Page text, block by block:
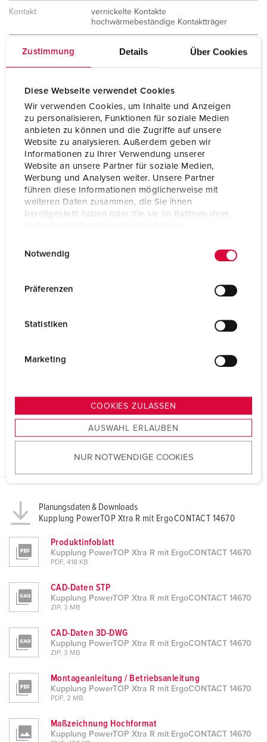
Zustimmung Details Über Cookies
Diese Webseite verwendet Cookies
Wir verwenden Cookies, um Inhalte und Anzeigen
zu personalisieren, Funktionen für soziale Medien
anbieten zu können und die Zugriffe auf unsere
Website zu analysieren. Außerdem geben wir
Informationen zu Ihrer Verwendung unserer
Website an unsere Partner für soziale Medien,
Werbung und Analysen weiter. Unsere Partner
führen diese Informationen möglicherweise mit
weiteren Daten zusammen, die Sie ihnen
bereitgestellt haben oder die sie im Rahmen Ihrer
s
u
w
h
l
Notwendig
Präferenzen
Statistiken
Marketing
COOKIES ZULASSEN
AUSWAHL ERLAUBEN
NUR NOTWENDIGE COOKIES
Kontakt
vernickelte Kontakte
hochwärmebeständige Kontaktträger
Schutzart IP67 / IP69
Prüfzeichen VDE
Planungsdaten & Downloads
Kupplung PowerTOP Xtra R mit ErgoCONTACT 14670
Produktinfoblatt
Kupplung PowerTOP Xtra R mit ErgoCONTACT 14670
PDF, 418 KB
CAD-Daten STP
Kupplung PowerTOP Xtra R mit ErgoCONTACT 14670
ZIP, 3 MB
CAD-Daten 3D-DWG
Kupplung PowerTOP Xtra R mit ErgoCONTACT 14670
ZIP, 3 MB
Montageanleitung / Betriebsanleitung
Kupplung PowerTOP Xtra R mit ErgoCONTACT 14670
PDF, 2 MB
Maßzeichnung Hochformat
Kupplung PowerTOP Xtra R mit ErgoCONTACT 14670